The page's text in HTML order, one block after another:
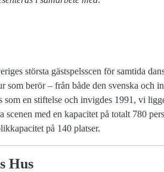
största gästspelsscen för samtida
som berör – från både den svenska och
som en stiftelse och invigdes 1991, vi
scenen med en kapacitet på totalt 780
på 140 platser.
Hus